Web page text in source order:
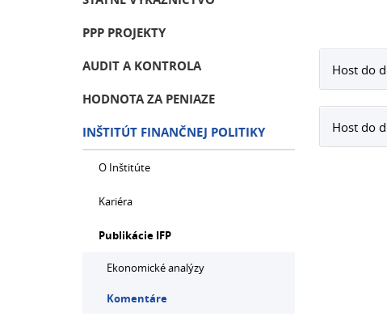
Host do
Host do
PPP PROJEKTY
AUDIT A KONTROLA
HODNOTA ZA PENIAZE
INŠTITÚT FINANČNEJ POLITIKY
O Inštitúte
Kariéra
Publikácie IFP
Ekonomické analýzy
Komentáre